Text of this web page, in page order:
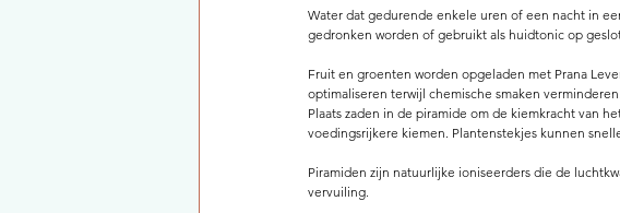
Water dat gedurende enkele uren of een nacht in
gedronken worden of gebruikt als huidtonic op
Fruit en groenten worden opgeladen met Prana
optimaliseren terwijl chemische smaken
Plaats zaden in de piramide om de kiemkracht van
voedingsrijkere kiemen. Plantenstekjes kunnen
Piramiden zijn natuurlijke ioniseerders die de
vervuiling.